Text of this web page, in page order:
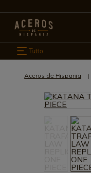
Tutto
Aceros de Hispania